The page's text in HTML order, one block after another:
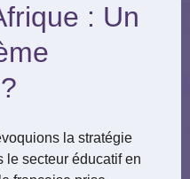
: Un
la stratégie
le secteur éducatif en